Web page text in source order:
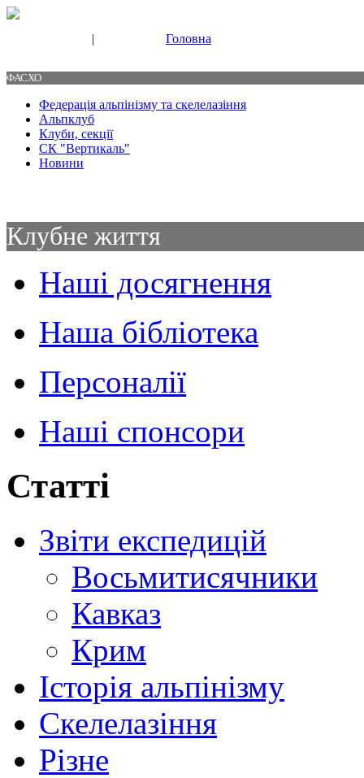
| Головна
ФАСХО
Федерація альпінізму та скелелазіння
Альпклуб
Клуби, секції
СК "Вертикаль"
Новини
Клубне життя
Наші досягнення
Наша бібліотека
Персоналії
Наші спонсори
Статті
Звіти експедицій
Восьмитисячники
Кавказ
Крим
Історія альпінізму
Скелелазіння
Різне